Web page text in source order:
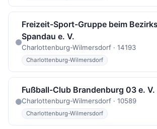
Freizeit-Sport-Gruppe beim
Spandau e. V.
Charlottenburg-Wilmersdorf · 14193
Charlottenburg-Wilmersdorf
Fußball-Club Brandenburg 03 e. V.
Charlottenburg-Wilmersdorf · 10589
Charlottenburg-Wilmersdorf